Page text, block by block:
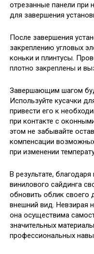
отрезанные панели при
для завершения
После завершения
закреплению угловых
коньки и плинтусы.
плотно закреплены и
Завершающим шагом
Используйте кусачки
привести его к
при контакте с
этом не забывайте
компенсации
при изменении
В результате,
винилового сайдинга
обновить облик своего
внешний вид. Невзирая
она осуществима
значительных
профессиональных